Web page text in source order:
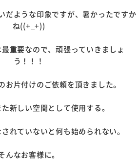
だような印象ですが、暑かったですか
ね((+_+))
重要なので、頑張っていきましょ
う！！！
お片付けのご依頼を頂きました。
新しい空間として使用する。
れていないと何も始められない。
んなお客様に。